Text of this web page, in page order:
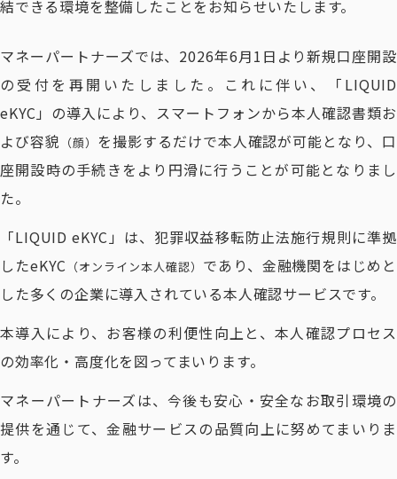
結できる環境を整備したことをお知らせいたします。
マネーパートナーズでは、2026年6月1日より新規口座開設
の受付を再開いたしました。これに伴い、「LIQUID
eKYC」の導入により、スマートフォンから本人確認書類お
よび容貌 （顔） を撮影するだけで本人確認が可能となり、口
座開設時の手続きをより円滑に行うことが可能となりまし
た。
「LIQUID eKYC」は、犯罪収益移転防止法施行規則に準拠
したeKYC （オンライン本人確認） であり、金融機関をはじめと
した多くの企業に導入されている本人確認サービスです。
本導入により、お客様の利便性向上と、本人確認プロセス
の効率化・高度化を図ってまいります。
マネーパートナーズは、今後も安心・安全なお取引環境の
提供を通じて、金融サービスの品質向上に努めてまいりま
す。